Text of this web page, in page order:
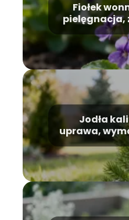
Fiołek
pielęgnacja,
Jodła
uprawa,